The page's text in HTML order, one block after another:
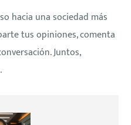
hacia una sociedad más
tus opiniones, comenta
Juntos,